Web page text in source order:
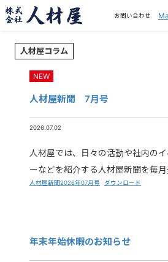
お問い合わせ
人材屋コラム
NEW
人材屋新聞 7月号
2026.07.02
人材屋では、日々の活動や社内の
ーなどを紹介する人材屋新聞を毎月
人材屋新聞2026年07月号 ダウンロード
年末年始休暇のお知らせ